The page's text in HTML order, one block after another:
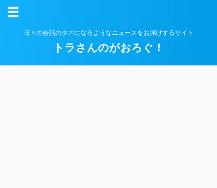
日々の会話のタネになるようなニュースをお届けするサイト
トラさんのがおろぐ！